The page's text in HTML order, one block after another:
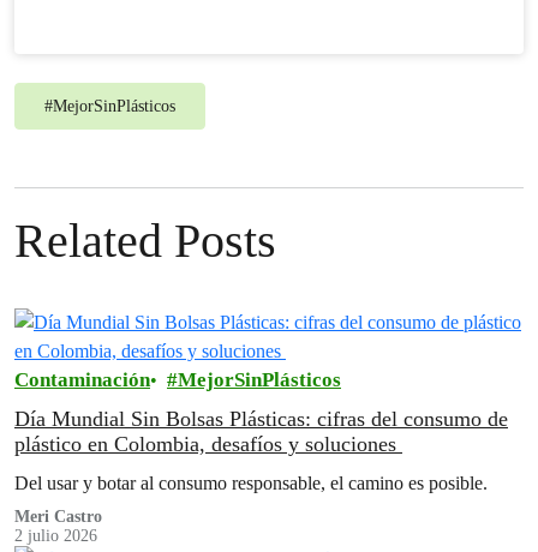
#MejorSinPlásticos
Related Posts
Contaminación MejorSinPlásticos
Día Mundial Sin Bolsas Plásticas: cifras del consumo de
plástico en Colombia, desafíos y soluciones
Del usar y botar al consumo responsable, el camino es posible.
Meri Castro
2 julio 2026